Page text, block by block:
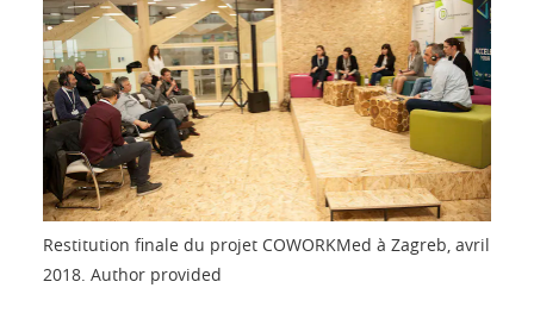
Restitution finale du projet COWORKMed à Zagreb, avril
2018. Author provided